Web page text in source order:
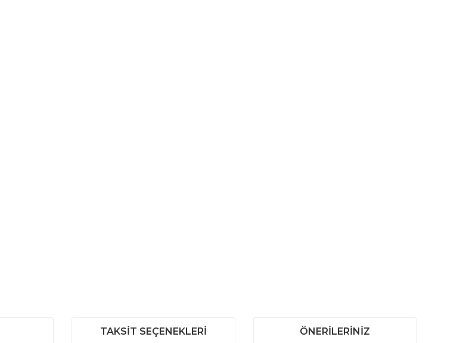
TAKSIT SEÇENEKLERI ÖNERILERINIZ